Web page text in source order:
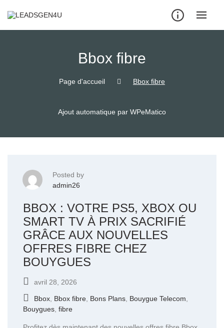
Bbox fibre
Page d'accueil Bbox fibre
Ajout automatique par WPeMatico
Posted by
admin26
BBOX : VOTRE PS5, XBOX OU
SMART TV À PRIX SACRIFIÉ
GRÂCE AUX NOUVELLES
OFFRES FIBRE CHEZ
BOUYGUES
avril 28, 2026
Bbox Bbox fibre Bons Plans Bouygue Telecom
Bouygues fibre